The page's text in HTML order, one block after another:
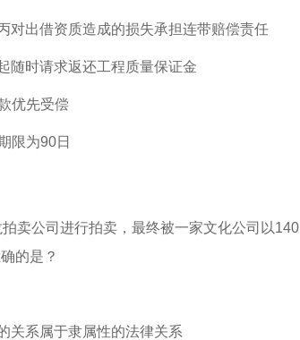
对出借资质造成的损失承担连带赔偿责任
随时请求返还工程质量保证金
优先受偿
限为90日
卖公司进行拍卖，最终被一家文化公司以140
的是？
关系属于隶属性的法律关系